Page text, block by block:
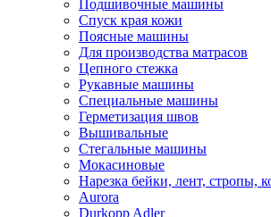
Подшивочные машины
Спуск края кожи
Поясные машины
Для производства матрасов
Цепного стежка
Рукавные машины
Специальные машины
Герметизация швов
Вышивальные
Стегальные машины
Мокасиновые
Нарезка бейки, лент, стропы,
Aurora
Durkopp Adler